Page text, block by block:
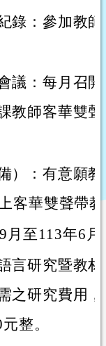
錄：參加教
議：每月召
教師客華雙
）：有意願
客華雙聲帶
月至113年6月
言研究暨教
之研究費用
整。